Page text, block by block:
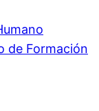
de Formación